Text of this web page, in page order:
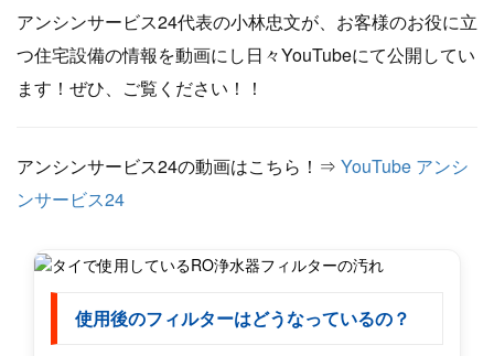
アンシンサービス24代表の小林忠文が、お客様のお役に立
つ住宅設備の情報を動画にし日々YouTubeにて公開してい
ます！ぜひ、ご覧ください！！
アンシンサービス24の動画はこちら！⇒ YouTube アンシ
ンサービス24
使用後のフィルターはどうなっているの？